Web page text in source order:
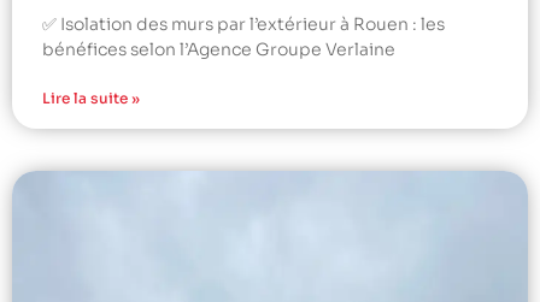
✅ Isolation des murs par l’extérieur à Rouen : les
bénéfices selon l’Agence Groupe Verlaine
Lire la suite »